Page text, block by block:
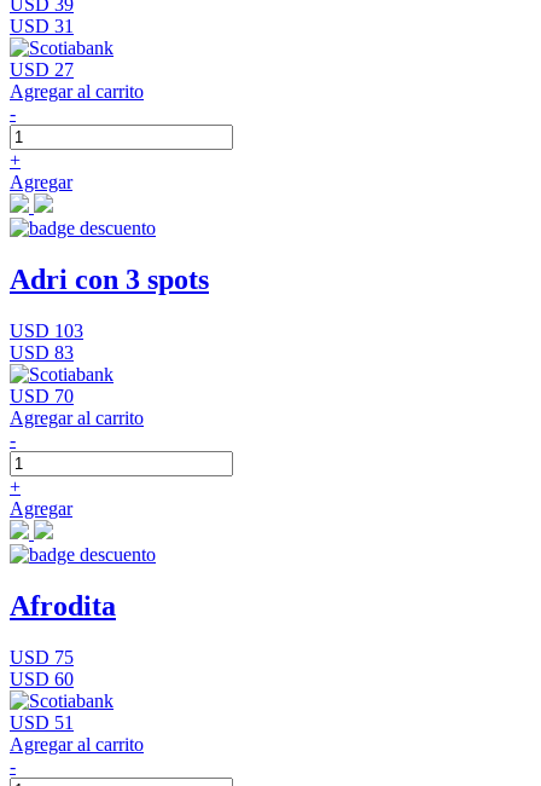
USD 39
USD 31
USD 27
Agregar al carrito
-
+
Agregar
Adri con 3 spots
USD 103
USD 83
USD 70
Agregar al carrito
-
+
Agregar
Afrodita
USD 75
USD 60
USD 51
Agregar al carrito
-